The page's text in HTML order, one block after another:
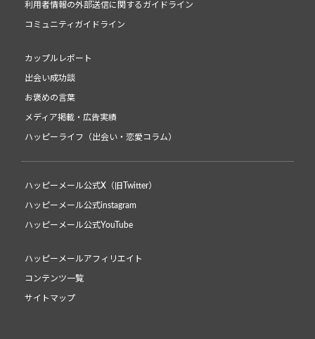
利用者情報の外部送信に関するガイドライン
コミュニティガイドライン
カップルレポート
出会い成功談
お褒めの言葉
メディア掲載・広告実績
ハッピーライフ（出会い・恋愛コラム）
ハッピーメール公式X（旧Twitter）
ハッピーメール公式instagram
ハッピーメール公式YouTube
ハッピーメールアフィリエイト
コンテンツ一覧
サイトマップ